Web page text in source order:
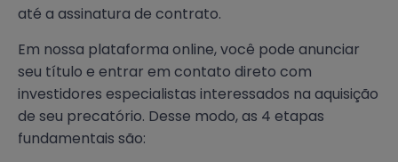
até a assinatura de contrato.
Em nossa plataforma online, você pode anunciar
seu título e entrar em contato direto com
investidores especialistas interessados na aquisição
de seu precatório. Desse modo, as 4 etapas
fundamentais são: